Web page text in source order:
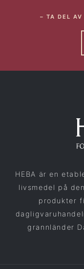
– TA DEL AV
HEBA är en
livsmedel på
produkter
grannländer